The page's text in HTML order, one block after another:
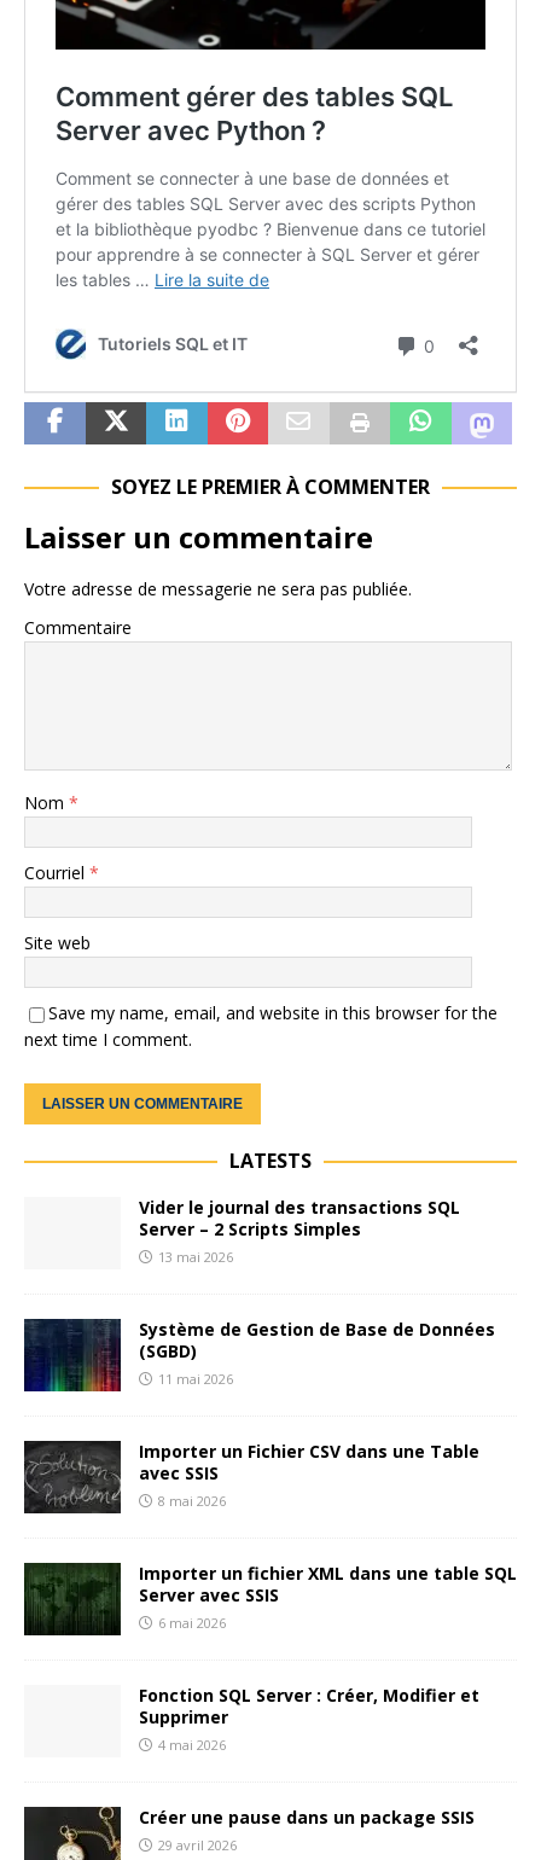
SOYEZ LE PREMIER À COMMENTER
Laisser un commentaire
Votre adresse de messagerie ne sera pas publiée.
Commentaire
Nom *
Courriel *
Site web
Save my name, email, and website in this browser for the
next time I comment.
LATESTS
Vider le journal des transactions SQL
Server – 2 Scripts Simples
13 mai 2026
Système de Gestion de Base de Données
(SGBD)
11 mai 2026
Importer un Fichier CSV dans une Table
avec SSIS
8 mai 2026
Importer un fichier XML dans une table SQL
Server avec SSIS
6 mai 2026
Fonction SQL Server : Créer, Modifier et
Supprimer
4 mai 2026
Créer une pause dans un package SSIS
29 avril 2026